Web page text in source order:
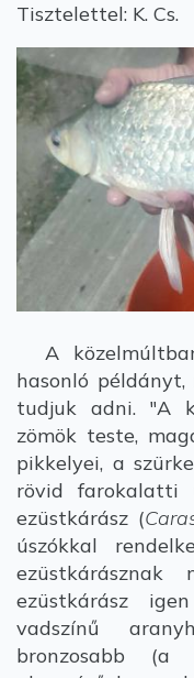
Tisztelettel: K. Cs.
A
hasonló
tudjuk adni. "A
zömök teste,
pikkelyei, a
rövid farokalatti
ezüstkárász (
úszókkal
ezüstkárász
vadszínű
bronzosabb (a